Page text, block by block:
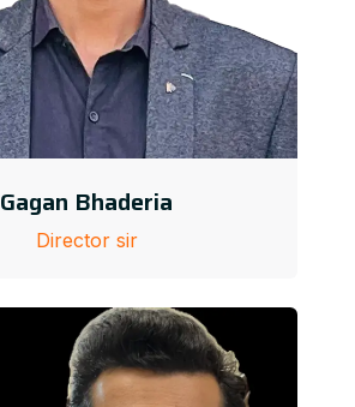
Gagan Bhaderia
Director sir